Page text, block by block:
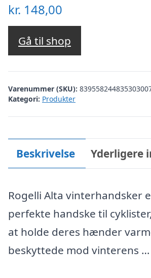
kr. 148,00
Gå til shop
Varenummer (SKU):
Kategori: Produkter
Beskrivelse Yderligere
Rogelli Alta vinterhandsker
perfekte handske til
at holde deres hænder
beskyttede mod vinterens …